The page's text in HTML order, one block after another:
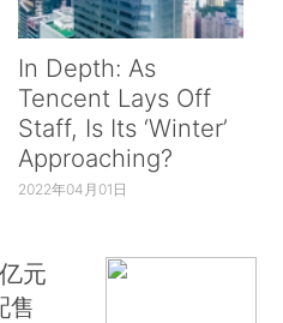
In Depth: As
Tencent Lays Off
Staff, Is Its ‘Winter’
Approaching?
2022年04月01日
元
售